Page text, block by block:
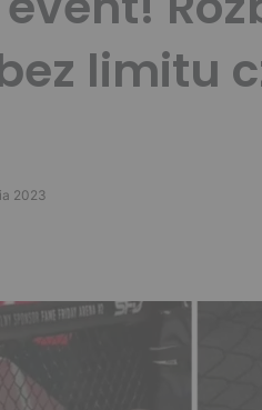
limitu
2023